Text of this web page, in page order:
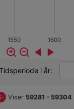
1550 1600
i år:
år
Viser 59281 - 59304